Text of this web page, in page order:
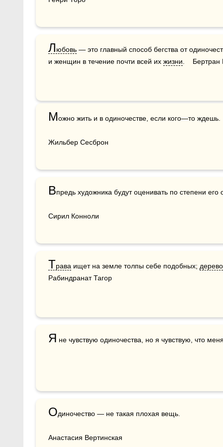
Любовь — это главный способ бегства от
и женщин в течение почти всей их жизни .
Можно жить и в одиночестве, если кого—то ждешь.
Жильбер Сесброн
Впредь художника будут оценивать по степени
Сирил Конноли
Трава ищет на земле толпы себе подобных; дерево
Рабиндранат Тагор
Я не чувствую одиночества, но я чувствую, что
Одиночество — не такая плохая вещь.
Анастасия Вертинская